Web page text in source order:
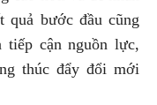
quả bước đầu cũng
tiếp cận nguồn lực,
thúc đẩy đổi mới